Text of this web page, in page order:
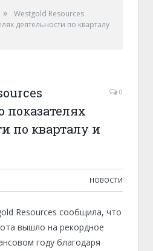
»
Westgold Resources
деятельности по кварталу
показателях
по кварталу и
0
НОВОСТИ
Resources сообщила, что
вышло на рекордное
году благодаря